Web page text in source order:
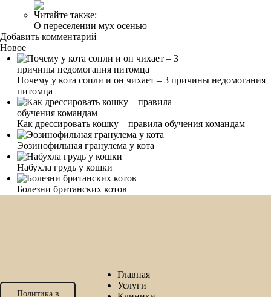
Читайте также:
О переселении мух осенью
Добавить комментарий
Новое
Почему у кота сопли и он чихает – 3 причины недомогания
питомца
Как дрессировать кошку – правила обучения командам
Эозинофильная гранулема у кота
Набухла грудь у кошки
Болезни британских котов
Политика в
Главная
Услуги